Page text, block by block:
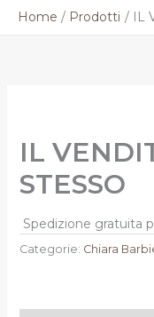
Home Prodotti IL
IL
STESSO
Spedizione gratuita
Categorie: Chiara